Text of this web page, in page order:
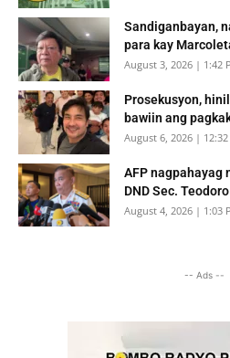
Sandiganbayan,
para kay
August 3, 2026 | 1:42
Prosekusyon,
bawiin ang
August 6, 2026 | 12:32
AFP nagpahayag
DND Sec.
August 4, 2026 | 1:03
-- Ads --